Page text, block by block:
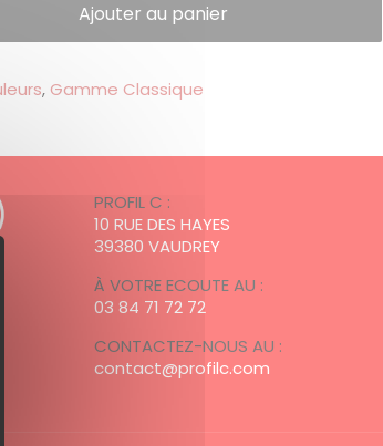
Ajouter au panier
, Gamme Classique
PROFIL C :
10 RUE DES HAYES
39380 VAUDREY
À VOTRE ECOUTE AU :
03 84 71 72 72
CONTACTEZ-NOUS AU :
contact@profilc.com